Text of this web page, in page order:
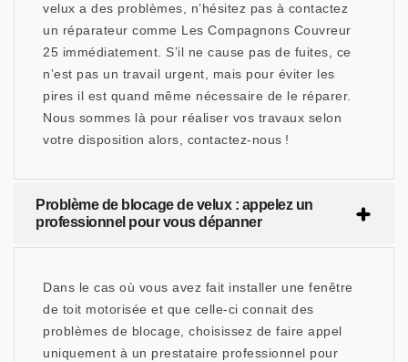
velux a des problèmes, n’hésitez pas à contactez
un réparateur comme Les Compagnons Couvreur
25 immédiatement. S’il ne cause pas de fuites, ce
n’est pas un travail urgent, mais pour éviter les
pires il est quand même nécessaire de le réparer.
Nous sommes là pour réaliser vos travaux selon
votre disposition alors, contactez-nous !
Problème de blocage de velux : appelez un
professionnel pour vous dépanner
Dans le cas où vous avez fait installer une fenêtre
de toit motorisée et que celle-ci connait des
problèmes de blocage, choisissez de faire appel
uniquement à un prestataire professionnel pour